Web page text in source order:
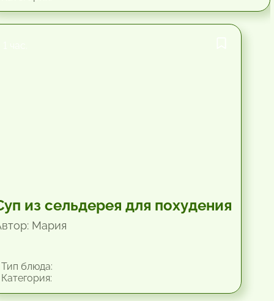
из сельдерея для похудения
Мария
блюда: